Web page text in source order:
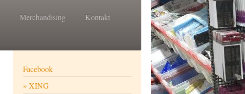
Merchandising Kontakt
Facebook
XING